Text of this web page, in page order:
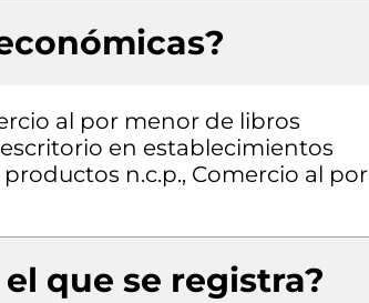
al por menor de libros
en establecimientos
n.c.p., Comercio al por
que se registra?